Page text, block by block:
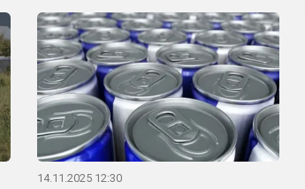
14.11.2025 12:30